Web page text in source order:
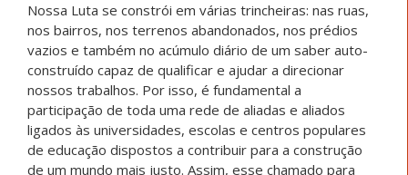
Nossa Luta se constrói em várias trincheiras: nas ruas,
nos bairros, nos terrenos abandonados, nos prédios
vazios e também no acúmulo diário de um saber auto-
construído capaz de qualificar e ajudar a direcionar
nossos trabalhos. Por isso, é fundamental a
participação de toda uma rede de aliadas e aliados
ligados às universidades, escolas e centros populares
de educação dispostos a contribuir para a construção
de um mundo mais justo. Assim, esse chamado para